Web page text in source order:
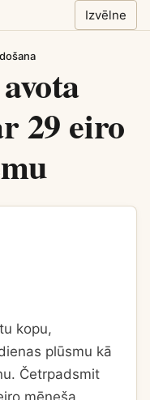
Izvēlne
29 eiro
kopu,
plūsmu kā
Četrpadsmit
mēneša